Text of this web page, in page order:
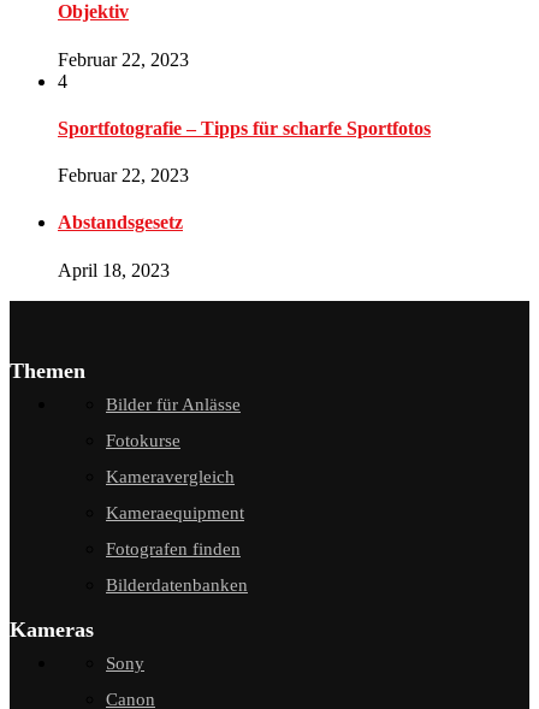
Objektiv
Februar 22, 2023
4
Sportfotografie – Tipps für scharfe Sportfotos
Februar 22, 2023
Abstandsgesetz
April 18, 2023
Themen
Bilder für Anlässe
Fotokurse
Kameravergleich
Kameraequipment
Fotografen finden
Bilderdatenbanken
Kameras
Sony
Canon